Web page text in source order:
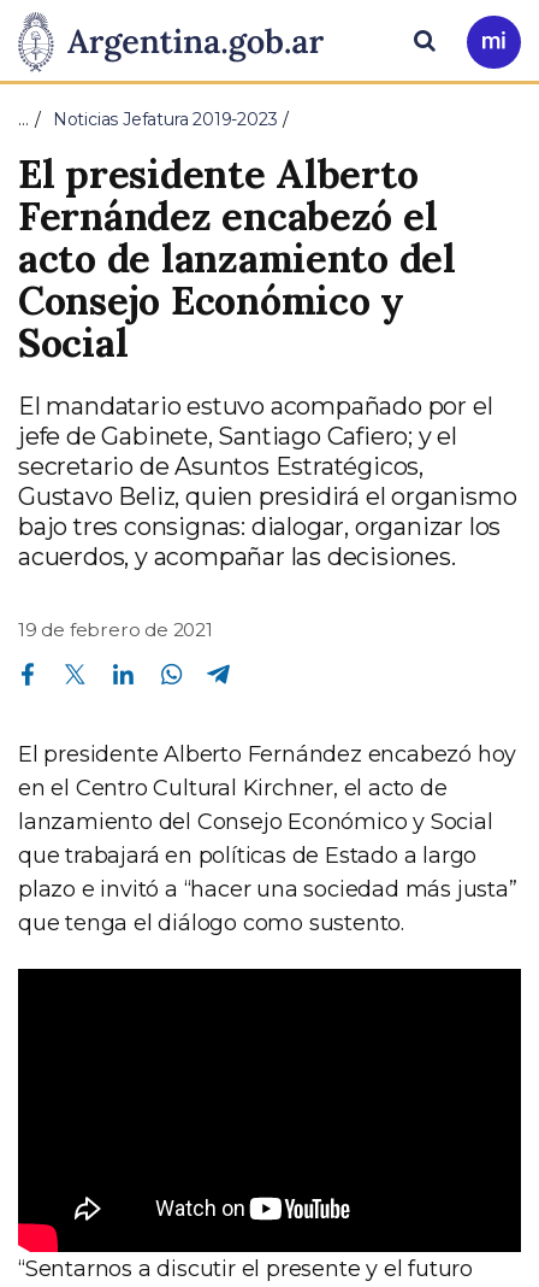
Presidencia
de
la
Nación
Pasar al contenido principal
Ir
a
Buscar
… Noticias Jefatura 2019-2023
El presidente Alberto
Fernández encabezó el
acto de lanzamiento del
Consejo Económico y
Social
El mandatario estuvo acompañado por el
jefe de Gabinete, Santiago Cafiero; y el
secretario de Asuntos Estratégicos,
Gustavo Beliz, quien presidirá el organismo
bajo tres consignas: dialogar, organizar los
acuerdos, y acompañar las decisiones.
19 de febrero de 2021
Compartir en Facebook Compartir en Twitter Compartir en Linkedin Compartir en Whatsapp
El presidente Alberto Fernández encabezó hoy
en el Centro Cultural Kirchner, el acto de
lanzamiento del Consejo Económico y Social
que trabajará en políticas de Estado a largo
plazo e invitó a “hacer una sociedad más justa”
que tenga el diálogo como sustento.
“Sentarnos a discutir el presente y el futuro